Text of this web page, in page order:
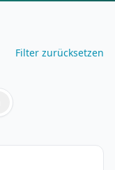
Filter zurücksetzen